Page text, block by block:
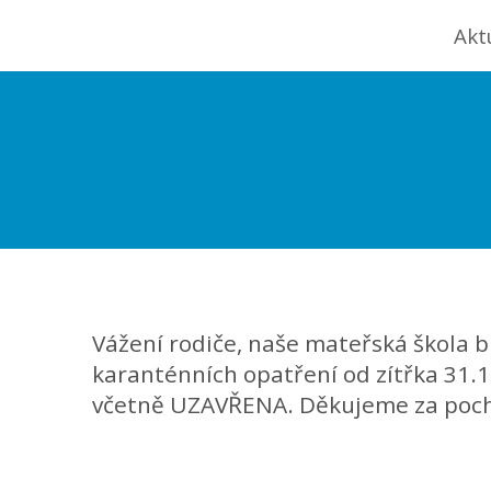
Vážení rodiče, naše mateřská škola
karanténních opatření od zítřka
včetně UZAVŘENA. Děkujeme za